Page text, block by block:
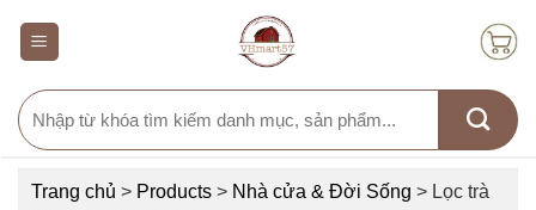
Search
for:
Trang chủ > Products > Nhà cửa & Đời Sống > Lọc trà